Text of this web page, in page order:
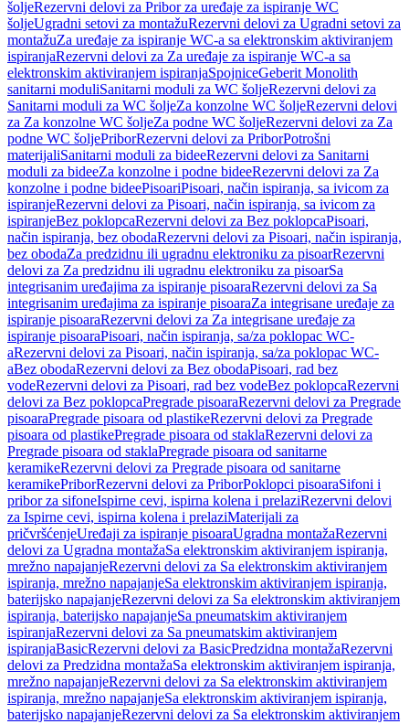
šoljeRezervni delovi za Pribor za uređaje za ispiranje WC
šoljeUgradni setovi za montažuRezervni delovi za Ugradni setovi za
montažuZa uređaje za ispiranje WC-a sa elektronskim aktiviranjem
ispiranjaRezervni delovi za Za uređaje za ispiranje WC-a sa
elektronskim aktiviranjem ispiranjaSpojniceGeberit Monolith
sanitarni moduliSanitarni moduli za WC šoljeRezervni delovi za
Sanitarni moduli za WC šoljeZa konzolne WC šoljeRezervni delovi
za Za konzolne WC šoljeZa podne WC šoljeRezervni delovi za Za
podne WC šoljePriborRezervni delovi za PriborPotrošni
materijaliSanitarni moduli za bideeRezervni delovi za Sanitarni
moduli za bideeZa konzolne i podne bideeRezervni delovi za Za
konzolne i podne bideePisoariPisoari, način ispiranja, sa ivicom za
ispiranjeRezervni delovi za Pisoari, način ispiranja, sa ivicom za
ispiranjeBez poklopcaRezervni delovi za Bez poklopcaPisoari,
način ispiranja, bez obodaRezervni delovi za Pisoari, način ispiranja,
bez obodaZa predzidnu ili ugradnu elektroniku za pisoarRezervni
delovi za Za predzidnu ili ugradnu elektroniku za pisoarSa
integrisanim uređajima za ispiranje pisoaraRezervni delovi za Sa
integrisanim uređajima za ispiranje pisoaraZa integrisane uređaje za
ispiranje pisoaraRezervni delovi za Za integrisane uređaje za
ispiranje pisoaraPisoari, način ispiranja, sa/za poklopac WC-
aRezervni delovi za Pisoari, način ispiranja, sa/za poklopac WC-
aBez obodaRezervni delovi za Bez obodaPisoari, rad bez
vodeRezervni delovi za Pisoari, rad bez vodeBez poklopcaRezervni
delovi za Bez poklopcaPregrade pisoaraRezervni delovi za Pregrade
pisoaraPregrade pisoara od plastikeRezervni delovi za Pregrade
pisoara od plastikePregrade pisoara od staklaRezervni delovi za
Pregrade pisoara od staklaPregrade pisoara od sanitarne
keramikeRezervni delovi za Pregrade pisoara od sanitarne
keramikePriborRezervni delovi za PriborPoklopci pisoaraSifoni i
pribor za sifoneIspirne cevi, ispirna kolena i prelaziRezervni delovi
za Ispirne cevi, ispirna kolena i prelaziMaterijali za
pričvršćenjeUređaji za ispiranje pisoaraUgradna montažaRezervni
delovi za Ugradna montažaSa elektronskim aktiviranjem ispiranja,
mrežno napajanjeRezervni delovi za Sa elektronskim aktiviranjem
ispiranja, mrežno napajanjeSa elektronskim aktiviranjem ispiranja,
baterijsko napajanjeRezervni delovi za Sa elektronskim aktiviranjem
ispiranja, baterijsko napajanjeSa pneumatskim aktiviranjem
ispiranjaRezervni delovi za Sa pneumatskim aktiviranjem
ispiranjaBasicRezervni delovi za BasicPredzidna montažaRezervni
delovi za Predzidna montažaSa elektronskim aktiviranjem ispiranja,
mrežno napajanjeRezervni delovi za Sa elektronskim aktiviranjem
ispiranja, mrežno napajanjeSa elektronskim aktiviranjem ispiranja,
baterijsko napajanjeRezervni delovi za Sa elektronskim aktiviranjem